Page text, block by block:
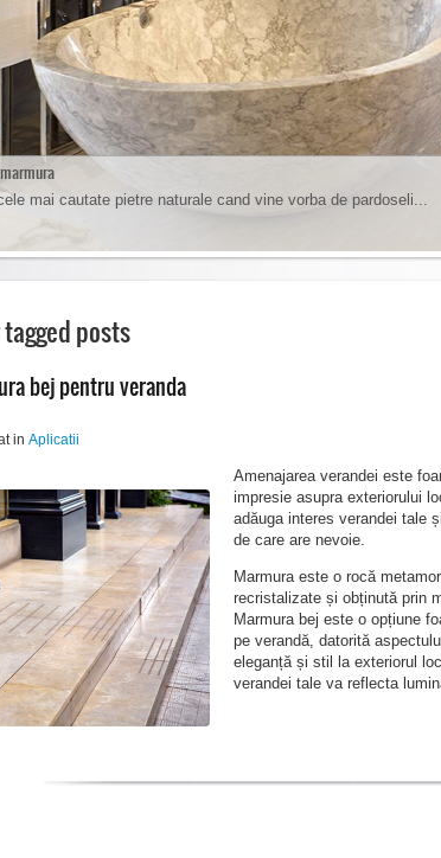
mai cautate pietre naturale cand vine vorba de pardoseli...
se face foarte usor insa trebuie sa tineti cont de
posts
bej pentru veranda
in Aplicatii
Amenajarea verandei este
impresie asupra exteriorului
adăuga interes verandei tale
de care are nevoie.
Marmura este o rocă
recristalizate și obținută prin
Marmura bej este o opțiune
pe verandă, datorită
eleganță și stil la exteriorul
verandei tale va reflecta